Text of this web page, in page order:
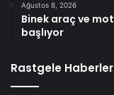
Ağustos 8, 2026
Binek araç ve
başlıyor
Rastgele Haberler